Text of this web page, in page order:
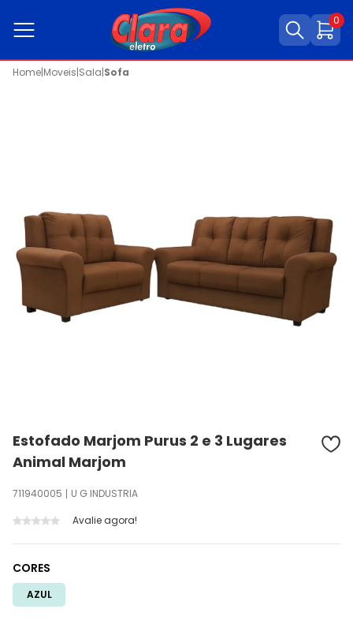
0
Home|Moveis|Sala|Sofa
Estofado Marjom Purus 2 e 3 Lugares
Animal Marjom
711940005
U G INDUSTRIA
Avalie agora!
CORES
AZUL